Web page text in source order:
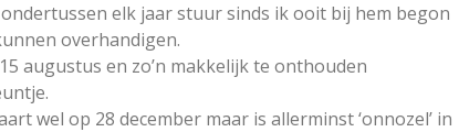
elk jaar stuur sinds ik ooit bij hem begon
overhandigen.
augustus en zo’n makkelijk te onthouden
wel op 28 december maar is allerminst ‘onnozel’ in